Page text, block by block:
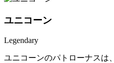
ユニコーン
Legendary
ユニコーンのパトローナスは